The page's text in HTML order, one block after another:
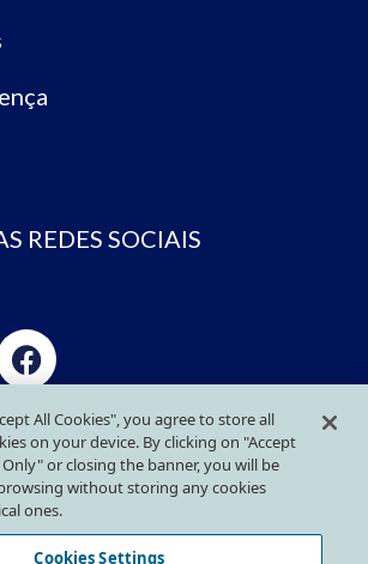
REDES SOCIAIS
All Cookies", you agree to store all
on your device. By clicking on "Accept
Only" or closing the banner, you will be
without storing any cookies
ones.
Cookies Settings